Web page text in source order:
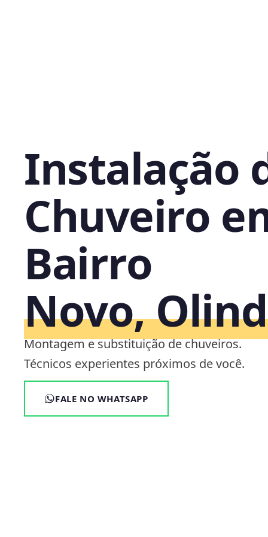
Instalação
Chuveiro
Bairro
Novo,
Montagem e substituição de chuveiros.
Técnicos experientes próximos de você.
FALE NO WHATSAPP